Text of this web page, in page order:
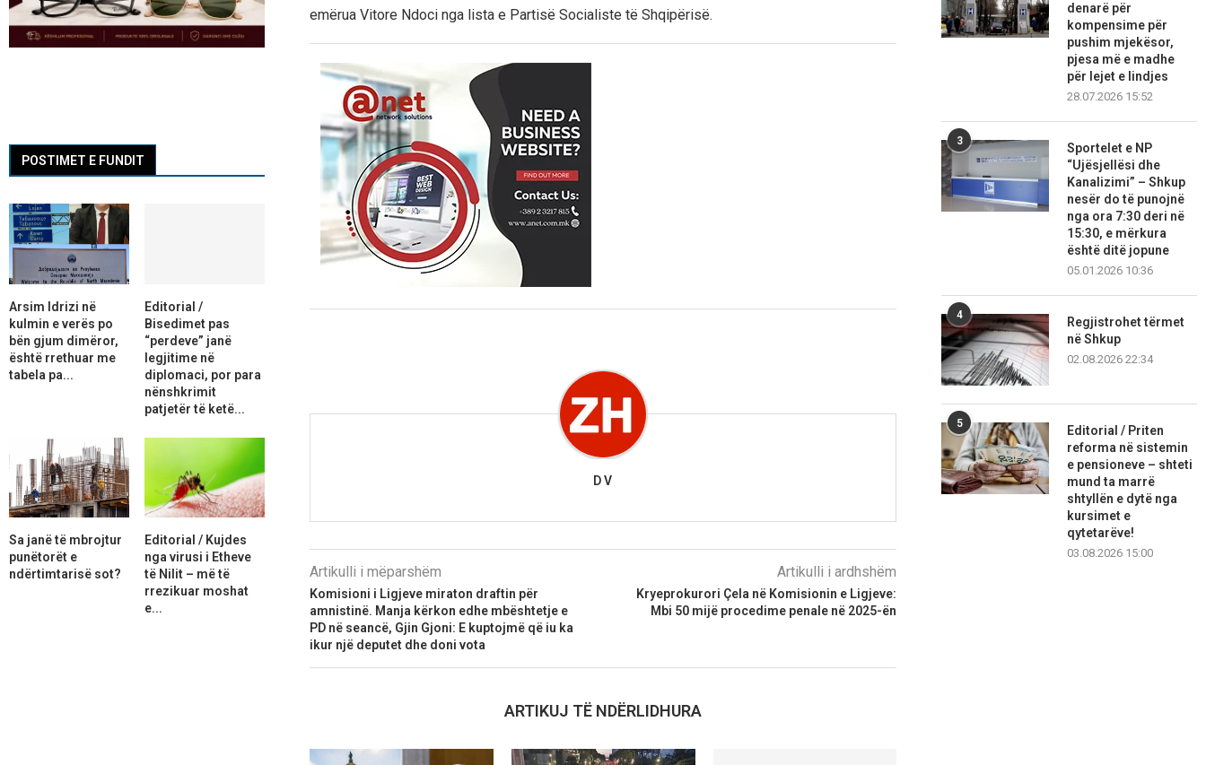
emërua Vitore Ndoci nga lista e Partisë Socialiste të Shqipërisë.
D V
Artikulli i mëparshëm
Komisioni i Ligjeve miraton draftin për
amnistinë. Manja kërkon edhe mbështetje e
PD në seancë, Gjin Gjoni: E kuptojmë që iu ka
ikur një deputet dhe doni vota
Artikulli i ardhshëm
Kryeprokurori Çela në Komisionin e Ligjeve:
Mbi 50 mijë procedime penale në 2025-ën
ARTIKUJ TË NDËRLIDHURA
denarë për
kompensime për
pushim mjekësor,
pjesa më e madhe
për lejet e lindjes
28.07.2026 15:52
3
Sportelet e NP
“Ujësjellësi dhe
Kanalizimi” – Shkup
nesër do të punojnë
nga ora 7:30 deri në
15:30, e mërkura
është ditë jopune
05.01.2026 10:36
4
Regjistrohet tërmet
në Shkup
02.08.2026 22:34
5
Editorial / Priten
reforma në sistemin
e pensioneve – shteti
mund ta marrë
shtyllën e dytë nga
kursimet e
qytetarëve!
03.08.2026 15:00
POSTIMET E FUNDIT
Arsim Idrizi në
kulmin e verës po
bën gjum dimëror,
është rrethuar me
tabela pa...
Editorial /
Bisedimet pas
“perdeve” janë
legjitime në
diplomaci, por para
nënshkrimit
patjetër të ketë...
Sa janë të mbrojtur
punëtorët e
ndërtimtarisë sot?
Editorial / Kujdes
nga virusi i Etheve
të Nilit – më të
rrezikuar moshat
e...